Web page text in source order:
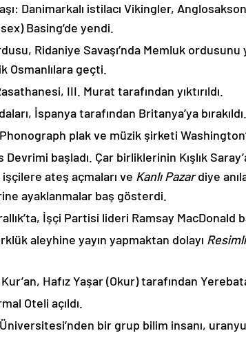
Danimarkalı istilacı Vikingler,
Basing’de yendi.
Ridaniye Savaşı’nda Memluk ordusunu
Osmanlılara geçti.
III. Murat tarafından yıktırıldı.
İspanya tarafından Britanya’ya bırakıldı.
Phonograph plak ve müzik şirketi
Devrimi başladı. Çar birliklerinin Kışlık
ateş açmaları ve Kanlı Pazardiye
ayaklanmalar baş gösterdi.
İşçi Partisi lideri Ramsay MacDonald
aleyhine yayın yapmaktan dolayı
Hafız Yaşar (Okur) tarafından
Oteli açıldı.
bir grup bilim insanı,